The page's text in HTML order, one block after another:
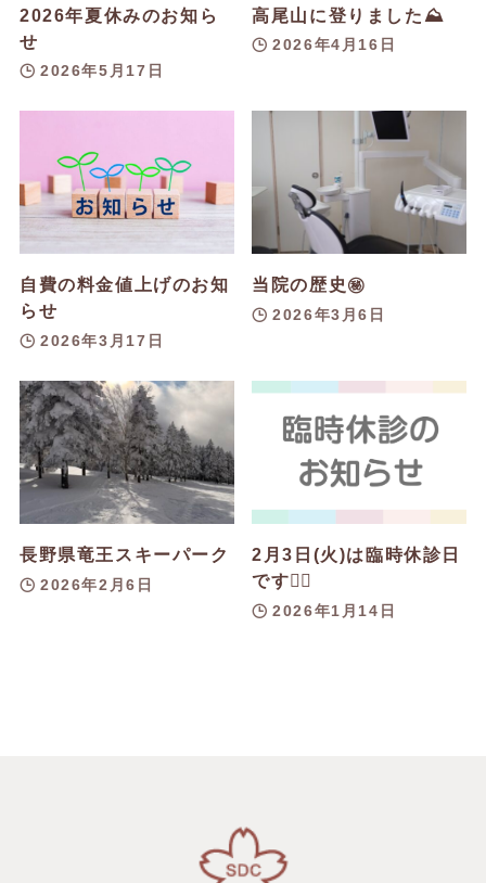
2026年夏休みのお知ら
せ
2026年5月17日
高尾山に登りました⛰️
2026年4月16日
自費の料金値上げのお知
らせ
2026年3月17日
当院の歴史㊙️
2026年3月6日
長野県竜王スキーパーク
2026年2月6日
2月3日(火)は臨時休診日
です👨‍⚕️
2026年1月14日